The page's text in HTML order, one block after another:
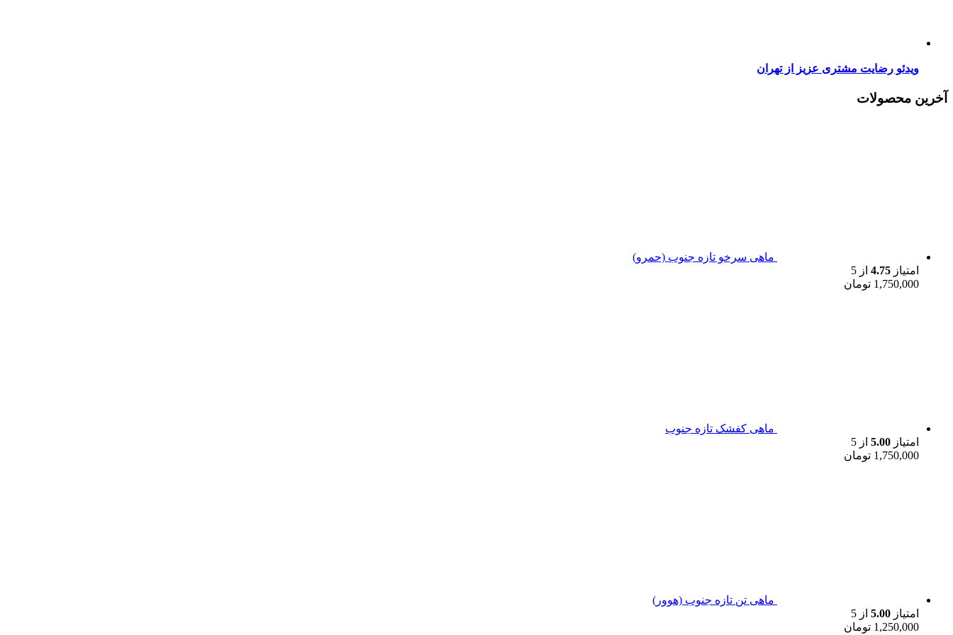
ویدئو رضایت مشتری عزیز از تهران
آخرین محصولات
ماهی سرخو تازه جنوب (حمرو)
امتیاز 4.75 از 5
1,750,000 تومان
ماهی کفشک تازه جنوب
امتیاز 5.00 از 5
1,750,000 تومان
ماهی تن تازه جنوب (هوور)
امتیاز 5.00 از 5
1,250,000 تومان